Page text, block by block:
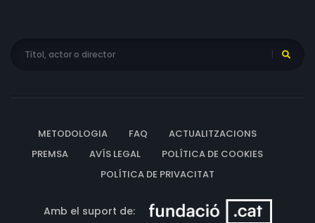
METODOLOGIA FAQ
ACTUALITZACIONS
PREMSA
AVÍS LEGAL
POLÍTICA DE COOKIES
POLÍTICA DE PRIVACITAT
Amb el suport de: